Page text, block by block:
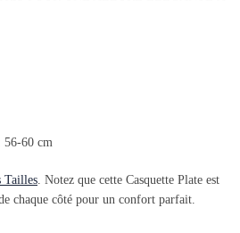
56-60 cm
Tailles . Notez que cette Casquette Plate est
chaque côté pour un confort parfait.